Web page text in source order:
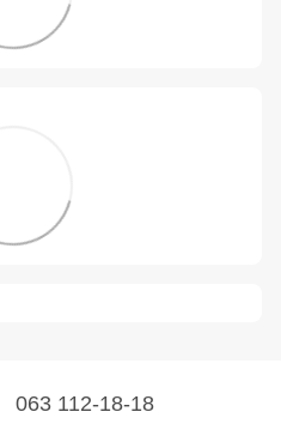
063 112-18-18